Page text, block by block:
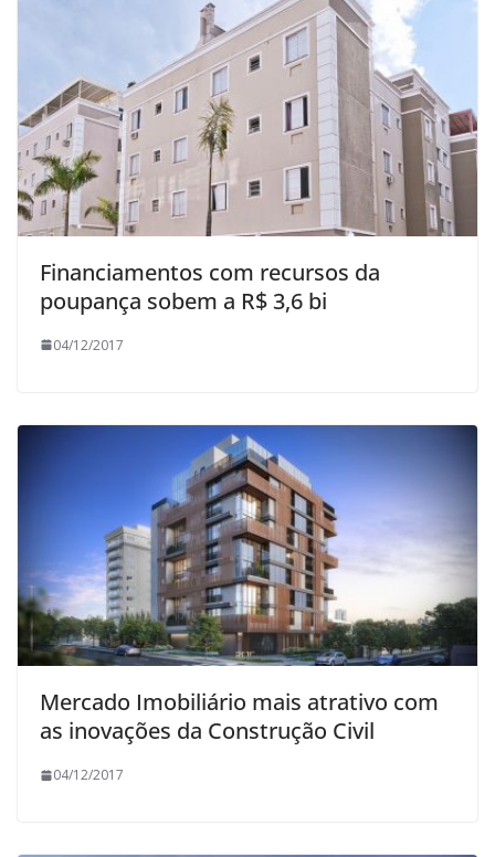
Financiamentos com recursos da
poupança sobem a R$ 3,6 bi
04/12/2017
Mercado Imobiliário mais atrativo com
as inovações da Construção Civil
04/12/2017